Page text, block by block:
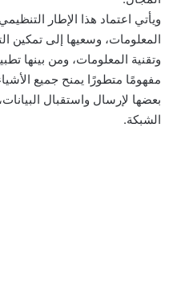
ويأتي اعتماد هذا الإطار
المعلومات، وسعيها إلى تمكين
وتقنية المعلومات، ومن بينها
مفهومًا متطورًا يمنح جميع
بعضها لإرسال واستقبال
الشبكة.